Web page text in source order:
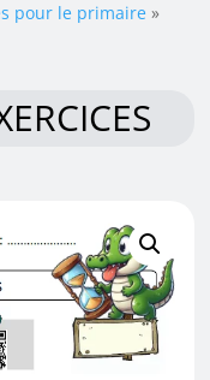
pour le primaire »